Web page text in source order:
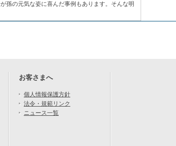
孫の元気な姿に喜んだ事例もあります。そんな明
お客さまへ
個人情報保護方針
法令・規範リンク
ニュース一覧